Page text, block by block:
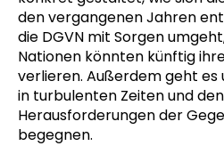
den vergangenen Jahren
die DGVN mit Sorgen
Nationen könnten künftig
verlieren. Außerdem geht es
in turbulenten Zeiten und
Herausforderungen der
begegnen.